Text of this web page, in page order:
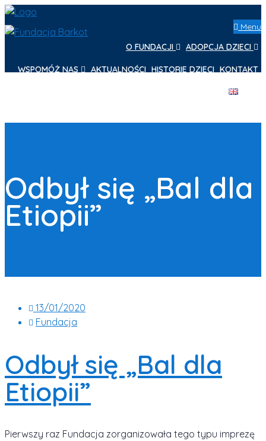
Menu
O FUNDACJI
ADOPCJA DZIECI
WSPOMÓŻ NAS AKTUALNOŚCI HISTORIE DZIECI KONTAKT
Odbył się „Bal dla
Etiopii”
13/01/2020
Fundacja
Odbył się „Bal dla
Etiopii”
Pierwszy raz Fundacja zorganizowała tego typu imprezę